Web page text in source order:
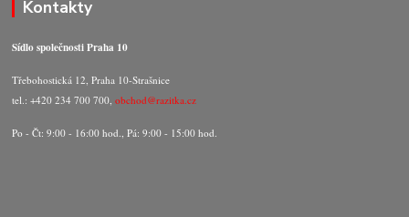
Kontakty
Sídlo společnosti Praha 10
Třebohostická 12, Praha 10-Strašnice
tel.: +420 234 700 700,obchod@razitka.cz
Po - Čt: 9:00 - 16:00 hod., Pá: 9:00 - 15:00 hod.